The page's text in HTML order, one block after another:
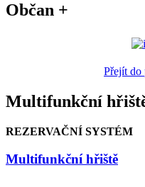
Občan +
Přejít do
Multifunkční
REZERVAČNÍ SYSTÉM
Multifunkční hřiště